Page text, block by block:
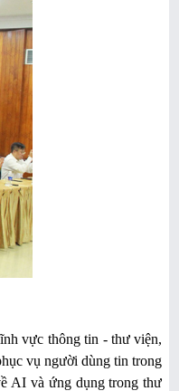
vực thông tin - thư viện,
vụ người dùng tin trong
AI và ứng dụng trong thư